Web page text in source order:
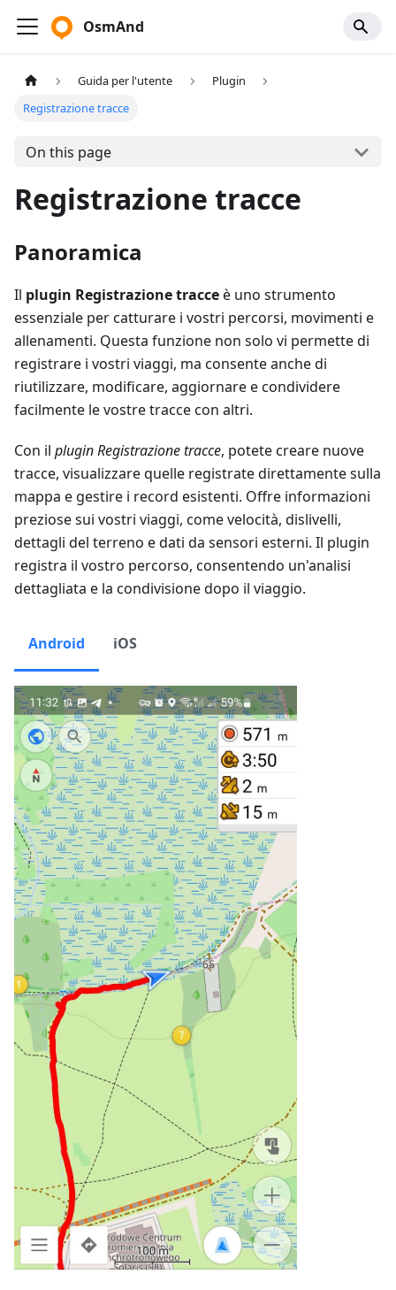
OsmAnd
Guida per l'utente
Plugin
Registrazione tracce
On this page
Registrazione tracce
Panoramica
Il plugin Registrazione tracceè uno strumento
essenziale per catturare i vostri percorsi, movimenti e
allenamenti. Questa funzione non solo vi permette di
registrare i vostri viaggi, ma consente anche di
riutilizzare, modificare, aggiornare e condividere
facilmente le vostre tracce con altri.
Con il plugin Registrazione tracce, potete creare nuove
tracce, visualizzare quelle registrate direttamente sulla
mappa e gestire i record esistenti. Offre informazioni
preziose sui vostri viaggi, come velocità, dislivelli,
dettagli del terreno e dati da sensori esterni. Il plugin
registra il vostro percorso, consentendo un'analisi
dettagliata e la condivisione dopo il viaggio.
Android iOS